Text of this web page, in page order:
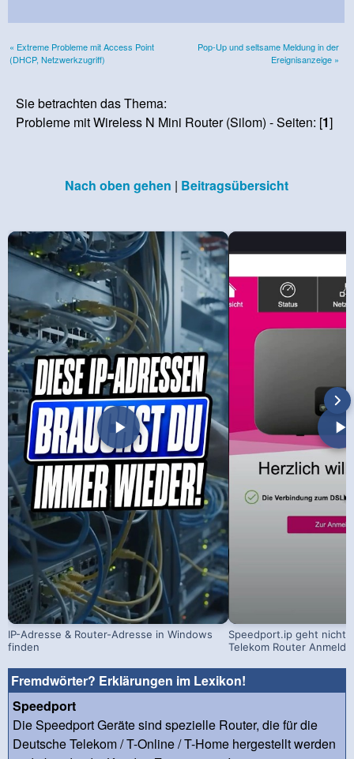
« Extreme Probleme mit Access Point
(DHCP, Netzwerkzugriff)
Pop-Up und seltsame Meldung in der
Ereignisanzeige »
Sie betrachten das Thema:
Probleme mit Wireless N Mini Router (Silom) - Seiten: [1]
Nach oben gehen | Beitragsübersicht
IP-Adresse & Router-Adresse in Windows
finden
Speedport.ip geht nicht:
Telekom Router
Fremdwörter? Erklärungen im Lexikon!
Speedport
Die Speedport Geräte sind spezielle Router, die für die
Deutsche Telekom / T-Online / T-Home hergestellt werden